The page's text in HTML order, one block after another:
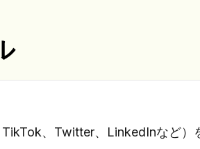
、Twitter、LinkedInなど）